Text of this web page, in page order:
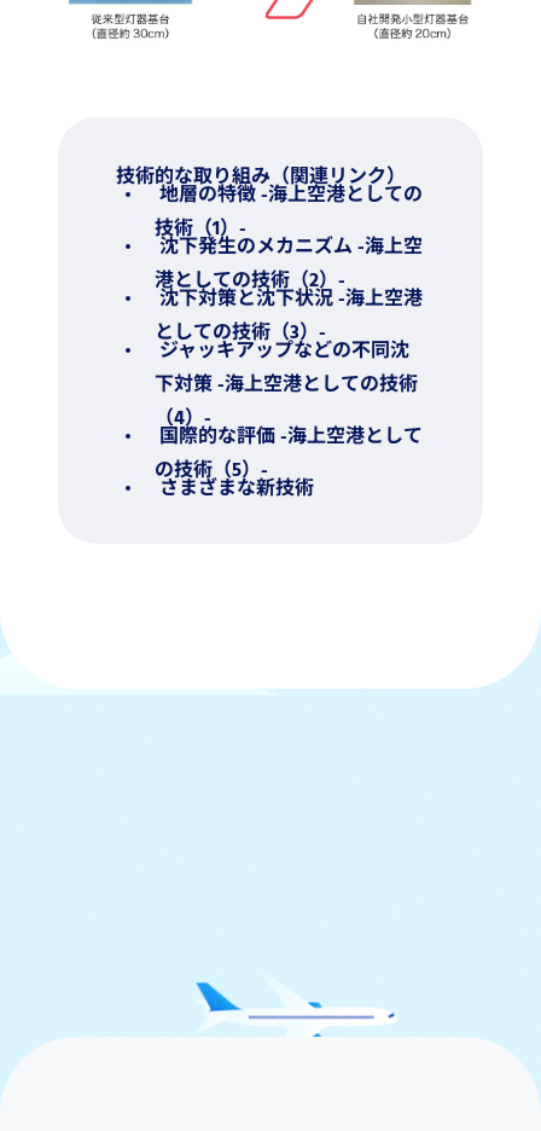
技術的な取り組み（関連リンク）
地層の特徴 -海上空港としての
技術（1）-
沈下発生のメカニズム -海上空
港としての技術（2）-
沈下対策と沈下状況 -海上空港
としての技術（3）-
ジャッキアップなどの不同沈
下対策 -海上空港としての技術
（4）-
国際的な評価 -海上空港として
の技術（5）-
さまざまな新技術